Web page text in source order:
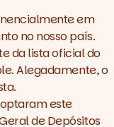
em
no nosso país.
da lista oficial do
Alegadamente, o
este
de Depósitos